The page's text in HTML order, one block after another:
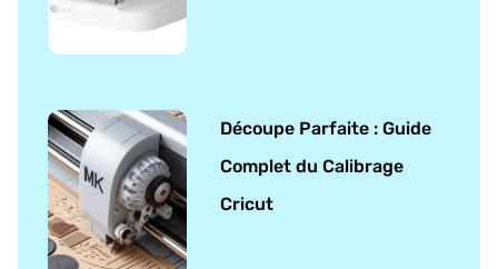
Découpe Parfaite : Guide
Complet du Calibrage
Cricut